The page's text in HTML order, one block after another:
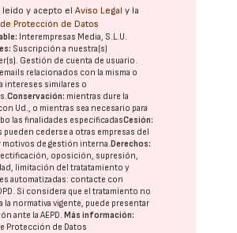
leído y acepto elAviso Legal y la
Protección de Datos
Interempresas Media, S.L.U.
Suscripción a nuestra(s)
Gestión de cuenta de usuario.
relacionados con la misma o
intereses similares o
Conservación: mientras dure la
Ud., o mientras sea necesario para
las finalidades especificadasCesión:
pueden cederse a otras empresas del
motivos de gestión interna.Derechos:
oposición, supresión,
limitación del tratatamiento y
automatizadas: contacte con
. Si considera que el tratamiento no
la normativa vigente, puede presentar
ante laAEPD.Más información:
Protección de Datos